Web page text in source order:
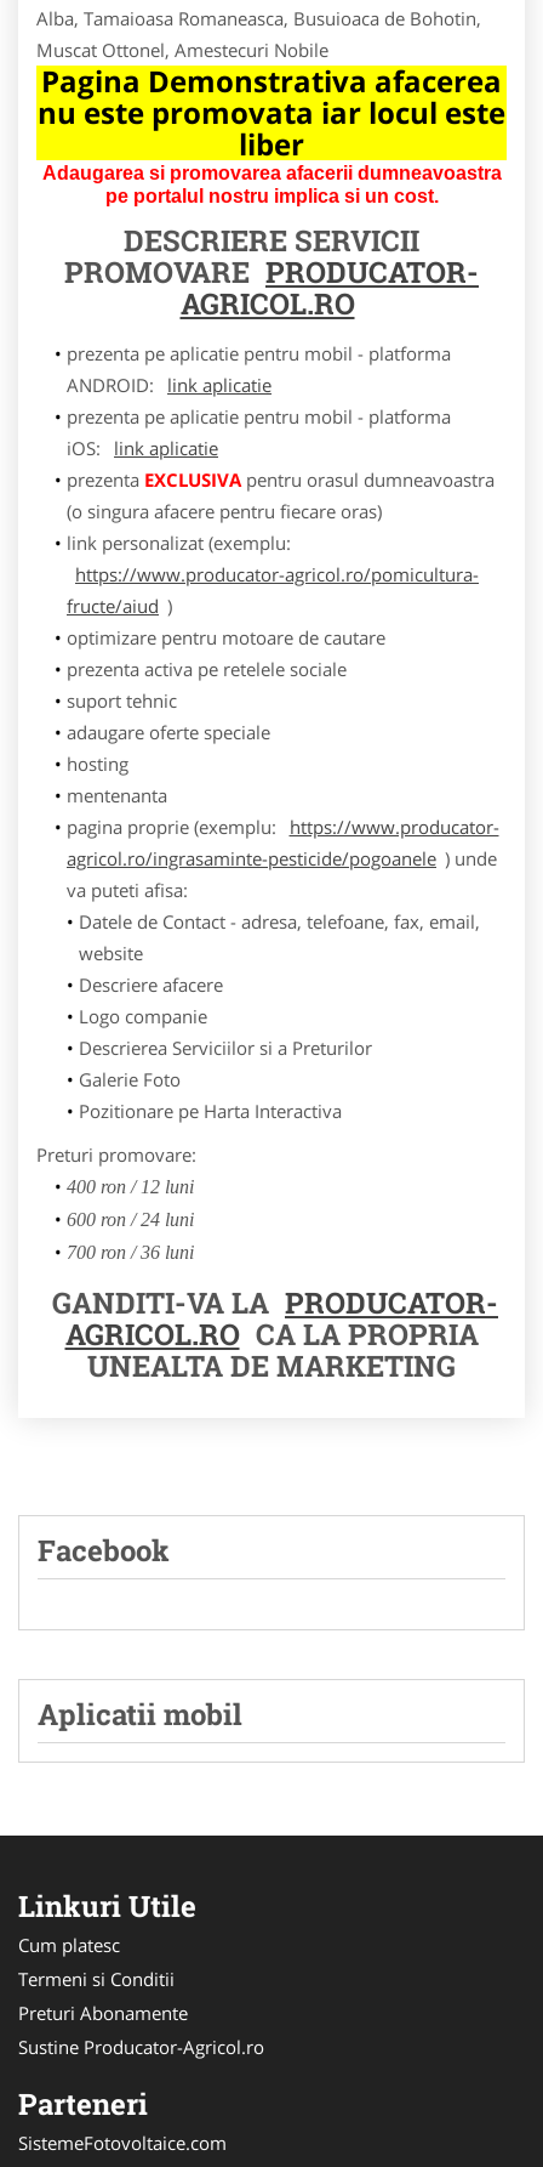
Alba, Tamaioasa Romaneasca, Busuioaca de Bohotin,
Muscat Ottonel, Amestecuri Nobile
Pagina Demonstrativa afacerea
nu este promovata iar locul este
liber
Adaugarea si promovarea afacerii dumneavoastra
pe portalul nostru implica si un cost.
DESCRIERE SERVICII
PROMOVARE PRODUCATOR-
AGRICOL.RO
prezenta pe aplicatie pentru mobil - platforma
ANDROID:
link aplicatie
prezenta pe aplicatie pentru mobil - platforma
iOS:
link aplicatie
prezenta EXCLUSIVApentru orasul dumneavoastra
(o singura afacere pentru fiecare oras)
link personalizat (exemplu:
https://www.producator-agricol.ro/pomicultura-
fructe/aiud )
optimizare pentru motoare de cautare
prezenta activa pe retelele sociale
suport tehnic
adaugare oferte speciale
hosting
mentenanta
pagina proprie (exemplu:
https://www.producator-
agricol.ro/ingrasaminte-pesticide/pogoanele ) unde
va puteti afisa:
Datele de Contact - adresa, telefoane, fax, email,
website
Descriere afacere
Logo companie
Descrierea Serviciilor si a Preturilor
Galerie Foto
Pozitionare pe Harta Interactiva
Preturi promovare:
400 ron / 12 luni
600 ron / 24 luni
700 ron / 36 luni
GANDITI-VA LA PRODUCATOR-
AGRICOL.RO CA LA PROPRIA
UNEALTA DE MARKETING
Facebook
Aplicatii mobil
Linkuri Utile
Cum platesc
Termeni si Conditii
Preturi Abonamente
Sustine Producator-Agricol.ro
Parteneri
SistemeFotovoltaice.com